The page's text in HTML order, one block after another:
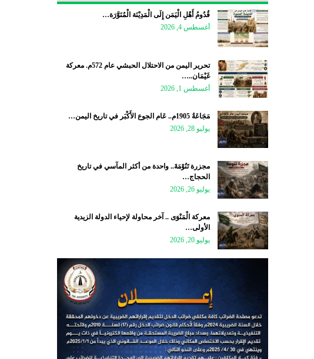
قُدُومُ أَهْلِ الْيَمَن إِلَى الْمَدِيْنَة الْمُنَوَّرَة…
أغسطس 4, 2026
تحرير اليمن من الاحتلال الحبشي عام 572م. معركة
غَيْمَان..…
أغسطس 1, 2026
مَجَاعَةُ 1905م.. عَام الجوع الأَكْبَر في تاريخ اليمن…
يوليو 28, 2026
مجزرة تَنُوْمَةَ.. واحدة من أكثر المآسي في تاريخ
الحجاج…
يوليو 26, 2026
معركة الْمَنْوَى .. آخر محاولة لإحياء الدولة الزيدية
الأولى…
يوليو 20, 2026